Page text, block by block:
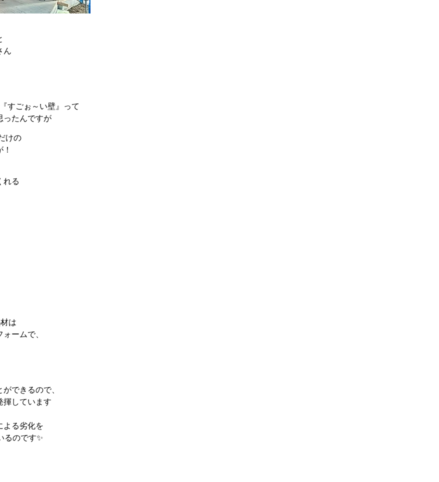
ん
すごぉ～い壁』って
ったんですが
けの
る
は
ームで、
できるので、
揮しています
よる劣化を
るのです✨